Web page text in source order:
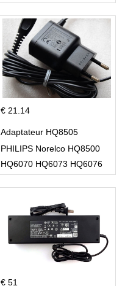
€ 21.14
Adaptateur HQ8505
PHILIPS Norelco HQ8500
HQ6070 HQ6073 HQ6076
€ 51